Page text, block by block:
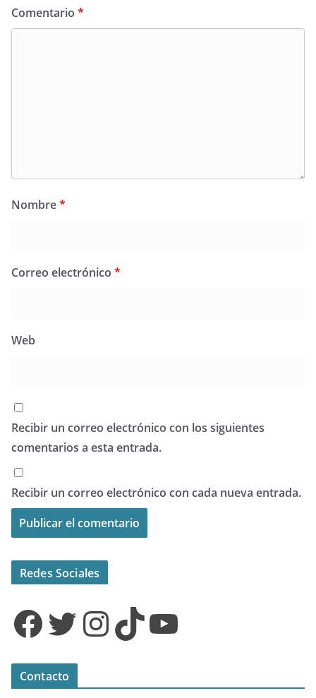
Comentario *
Nombre*
Correo electrónico *
Web
Recibir un correo electrónico con los siguientes
comentarios a esta entrada.
Recibir un correo electrónico con cada nueva entrada.
Redes Sociales
Facebook Twitter InstagramTikTok YouTube
Contacto